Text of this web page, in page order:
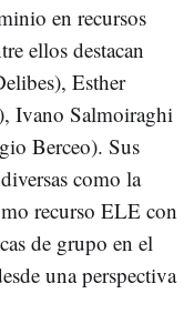
en recursos
ellos destacan
Esther
Ivano Salmoiraghi
Berceo). Sus
como la
recurso ELE con
de grupo en el
una perspectiva